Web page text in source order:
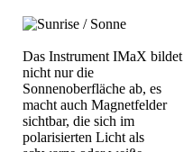
Das Instrument IMaX bildet
nicht nur die
Sonnenoberfläche ab, es
macht auch Magnetfelder
sichtbar, die sich im
polarisierten Licht als